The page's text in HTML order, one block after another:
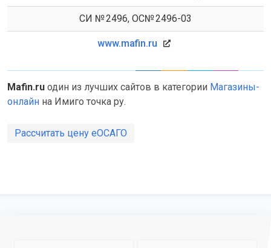
СИ № 2496, ОС№ 2496-03
www.mafin.ru
Mafin.ru один из лучших сайтов в категории Магазины-
онлайн на Имиго точка ру.
Рассчитать цену еОСАГО